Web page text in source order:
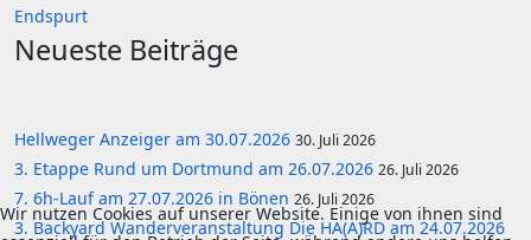
Endspurt
Neueste Beiträge
Hellweger Anzeiger am 30.07.2026 30. Juli 2026
3. Etappe Rund um Dortmund am 26.07.2026 26. Juli 2026
7. 6h-Lauf am 27.07.2026 in Bönen 26. Juli 2026
3. Backyard Wanderveranstaltung Die HA(A)RD am 24.07.2026
Wir nutzen Cookies auf unserer Website. Einige von ihnen sind